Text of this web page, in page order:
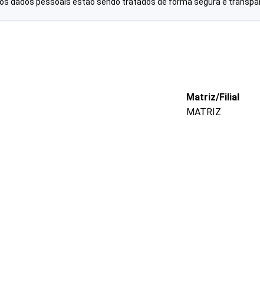
dados pessoais estão sendo tratados de forma segura e
Matriz/Filial
MATRIZ